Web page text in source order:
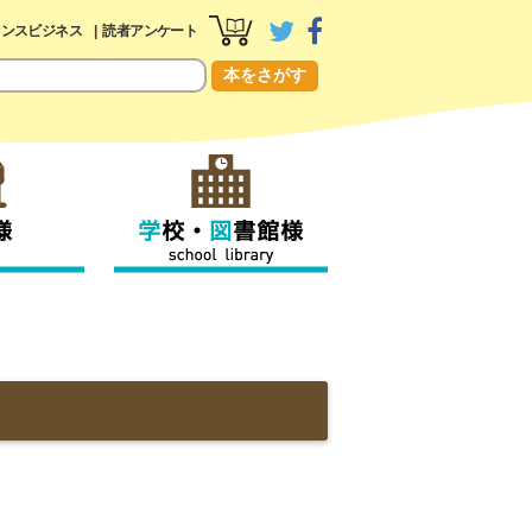
スビジネス 読者アンケート
本をさがす